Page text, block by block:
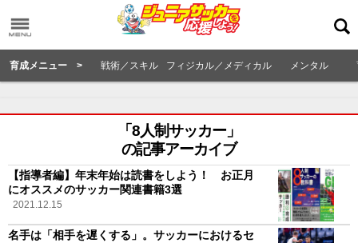
育成メニュー > 戦術／スキル フィジカル／メディカル メンタル
「8人制サッカー」
の記事アーカイブ
【指導者編】年末年始は読書をしよう！ お正月
にオススメのサッカー関連書籍3選
2021.12.15
名手は「相手を遅くする」。サッカーにおけるセ